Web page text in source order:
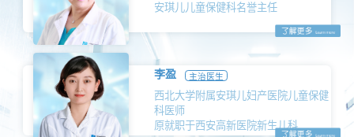
安琪儿儿童保健科名誉主任
李盈 主治医生
西北大学附属安琪儿妇产医院儿童保健
科医师
原就职于西安高新医院新生儿科